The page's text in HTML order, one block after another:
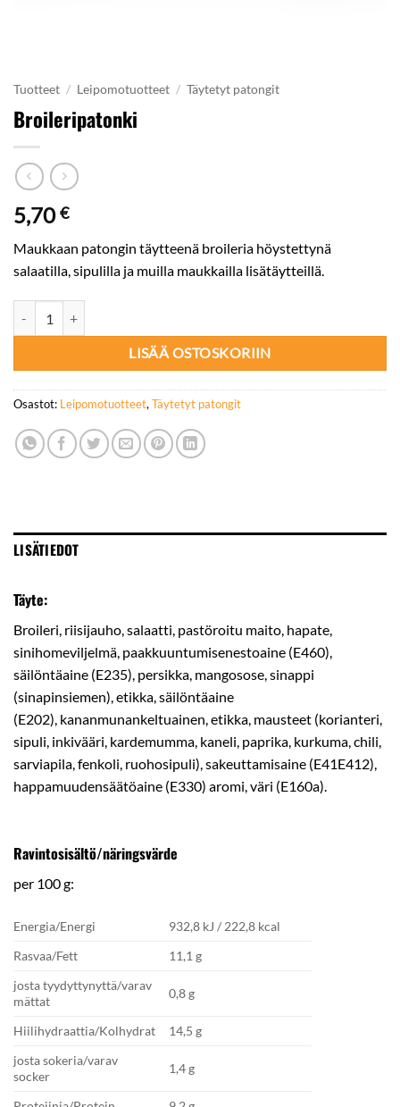
Tuotteet / Leipomotuotteet / Täytetyt patongit
Broileripatonki
5,70€
Maukkaan patongin täytteenä broileria höystettynä
salaatilla, sipulilla ja muilla maukkailla lisätäytteillä.
LISÄÄ OSTOSKORIIN
Osastot: Leipomotuotteet, Täytetyt patongit
LISÄTIEDOT
Täyte:
Broileri, riisijauho, salaatti, pastöroitu maito, hapate,
sinihomeviljelmä, paakkuuntumisenestoaine (E460),
säilöntäaine (E235), persikka, mangosose, sinappi
(sinapinsiemen), etikka, säilöntäaine
(E202), kananmunankeltuainen, etikka, mausteet (korianteri,
sipuli, inkivääri, kardemumma, kaneli, paprika, kurkuma, chili,
sarviapila, fenkoli, ruohosipuli), sakeuttamisaine (E41E412),
happamuudensäätöaine (E330) aromi, väri (E160a).
Ravintosisältö/näringsvärde
per 100 g:
Energia/Energi
932,8 kJ / 222,8 kcal
Rasvaa/Fett
11,1 g
josta tyydyttynyttä/varav
mättat
0,8 g
Hiilihydraattia/Kolhydrat
14,5 g
josta sokeria/varav
socker
1,4 g